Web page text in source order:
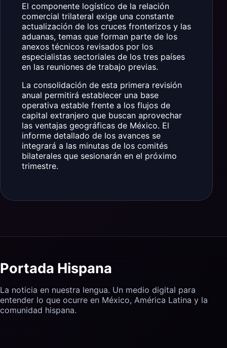
El componente logístico de la relación
comercial trilateral exige una constante
actualización de los cruces fronterizos y las
aduanas, temas que forman parte de los
anexos técnicos revisados por los
especialistas sectoriales de los tres países
en las reuniones de trabajo previas.
La consolidación de esta primera revisión
anual permitirá establecer una base
operativa estable frente a los flujos de
capital extranjero que buscan aprovechar
las ventajas geográficas de México. El
informe detallado de los avances se
integrará a las minutas de los comités
bilaterales que sesionarán en el próximo
trimestre.
Portada Hispana
La noticia en nuestra lengua. Un medio digital para
entender lo que ocurre en México, América Latina y la
comunidad hispana.